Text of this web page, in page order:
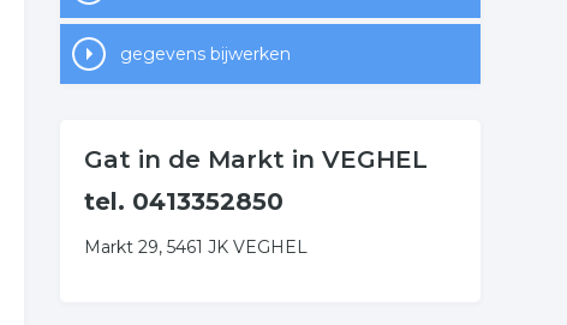
gegevens bijwerken
Gat in de Markt in VEGHEL
tel. 0413352850
Markt 29, 5461 JK VEGHEL